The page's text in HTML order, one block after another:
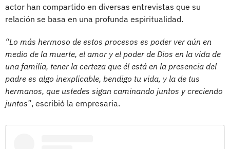
actor han compartido en diversas entrevistas que su
relación se basa en una profunda espiritualidad.
“Lo más hermoso de estos procesos es poder ver aún en
medio de la muerte, el amor y el poder de Dios en la vida de
una familia, tener la certeza que él está en la presencia del
padre es algo inexplicable, bendigo tu vida, y la de tus
hermanos, que ustedes sigan caminando juntos y creciendo
juntos”, escribió la empresaria.